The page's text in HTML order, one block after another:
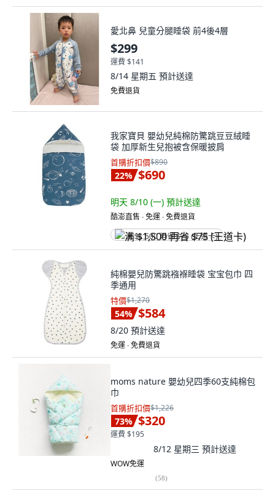
愛北鼻 兒童分腿睡袋 前4後4層
$299
運費 $141
8/14 星期五 預計送達
免費退貨
我家寶貝 嬰幼兒純棉防驚跳豆豆絨睡
袋 加厚新生兒抱被含保暖披肩
首購折扣價$890
22% $690
明天 8/10 (一) 預計送達
酷澎直售 ∙ 免運 ∙ 免費退貨
满 $1,500 再省 $75 (王道卡)
純棉嬰兒防驚跳襁褓睡袋 宝宝包巾 四
季通用
特價$1,270
54% $584
8/20 預計送達
免運 ∙ 免費退貨
moms nature 嬰幼兒四季60支純棉包
巾
首購折扣價$1,226
73% $320
運費 $195
8/12 星期三 預計送達
WOW免運
(58)